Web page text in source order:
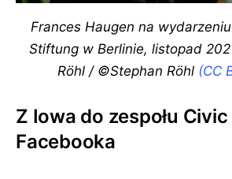
Frances Haugen na
Stiftung w Berlinie, listopad
Röhl / ©Stephan Röhl (CC
Z Iowa do zespołu
Facebooka